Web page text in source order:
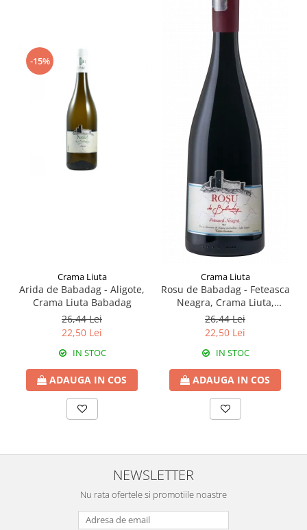
-15%
Crama Liuta
Arida de Babadag - Aligote,
Crama Liuta Babadag
26,44 Lei
22,50 Lei
IN STOC
ADAUGA IN COS
Crama Liuta
Rosu de Babadag - Feteasca
Neagra, Crama Liuta,
Babadag
26,44 Lei
22,50 Lei
IN STOC
ADAUGA IN COS
NEWSLETTER
Nu rata ofertele si promotiile noastre